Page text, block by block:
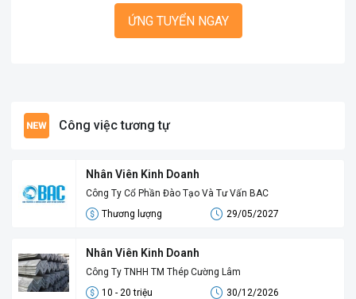
ỨNG TUYỂN NGAY
Công việc tương tự
Nhân Viên Kinh Doanh
Công Ty Cổ Phần Đào Tạo Và Tư Vấn BAC
Thương lượng
29/05/2027
Nhân Viên Kinh Doanh
Công Ty TNHH TM Thép Cường Lâm
10 - 20 triệu
30/12/2026